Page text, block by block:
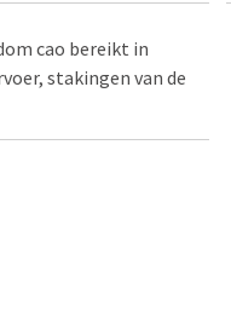
cao bereikt in
stakingen van de